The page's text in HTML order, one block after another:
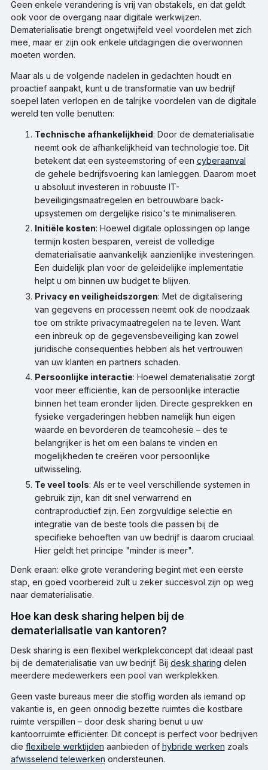
Geen enkele verandering is vrij van obstakels, en dat geldt
ook voor de overgang naar digitale werkwijzen.
Dematerialisatie brengt ongetwijfeld veel voordelen met zich
mee, maar er zijn ook enkele uitdagingen die overwonnen
moeten worden.
Maar als u de volgende nadelen in gedachten houdt en
proactief aanpakt, kunt u de transformatie van uw bedrijf
soepel laten verlopen en de talrijke voordelen van de digitale
wereld ten volle benutten:
Technische afhankelijkheid: Door de dematerialisatie
neemt ook de afhankelijkheid van technologie toe. Dit
betekent dat een systeemstoring of een cyberaanval
de gehele bedrijfsvoering kan lamleggen. Daarom moet
u absoluut investeren in robuuste IT-
beveiligingsmaatregelen en betrouwbare back-
upsystemen om dergelijke risico's te minimaliseren.
Initiële kosten: Hoewel digitale oplossingen op lange
termijn kosten besparen, vereist de volledige
dematerialisatie aanvankelijk aanzienlijke investeringen.
Een duidelijk plan voor de geleidelijke implementatie
helpt u om binnen uw budget te blijven.
Privacy en veiligheidszorgen: Met de digitalisering
van gegevens en processen neemt ook de noodzaak
toe om strikte privacymaatregelen na te leven. Want
een inbreuk op de gegevensbeveiliging kan zowel
juridische consequenties hebben als het vertrouwen
van uw klanten en partners schaden.
Persoonlijke interactie: Hoewel dematerialisatie zorgt
voor meer efficiëntie, kan de persoonlijke interactie
binnen het team eronder lijden. Directe gesprekken en
fysieke vergaderingen hebben namelijk hun eigen
waarde en bevorderen de teamcohesie – des te
belangrijker is het om een balans te vinden en
mogelijkheden te creëren voor persoonlijke
uitwisseling.
Te veel tools: Als er te veel verschillende systemen in
gebruik zijn, kan dit snel verwarrend en
contraproductief zijn. Een zorgvuldige selectie en
integratie van de beste tools die passen bij de
specifieke behoeften van uw bedrijf is daarom cruciaal.
Hier geldt het principe "minder is meer".
Denk eraan: elke grote verandering begint met een eerste
stap, en goed voorbereid zult u zeker succesvol zijn op weg
naar dematerialisatie.
Hoe kan desk sharing helpen bij de
dematerialisatie van kantoren?
Desk sharing is een flexibel werkplekconcept dat ideaal past
bij de dematerialisatie van uw bedrijf. Bij desk sharing delen
meerdere medewerkers een pool van werkplekken.
Geen vaste bureaus meer die stoffig worden als iemand op
vakantie is, en geen onnodig bezette ruimtes die kostbare
ruimte verspillen – door desk sharing benut u uw
kantoorruimte efficiënter. Dit concept is perfect voor bedrijven
die flexibele werktijden aanbieden of hybride werken zoals
afwisselend telewerken ondersteunen.